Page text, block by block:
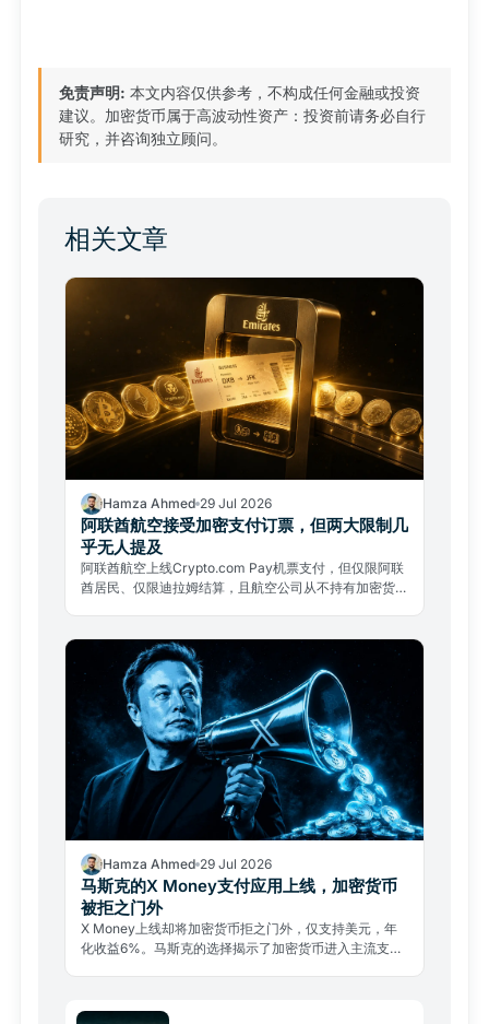
免责声明: 本文内容仅供参考，不构成任何金融或投资
建议。加密货币属于高波动性资产：投资前请务必自行
研究，并咨询独立顾问。
相关文章
Hamza Ahmed 29 Jul 2026
阿联酋航空接受加密支付订票，但两大限制几
乎无人提及
阿联酋航空上线Crypto.com Pay机票支付，但仅限阿联
酋居民、仅限迪拉姆结算，且航空公司从不持有加密货
Hamza Ahmed 29 Jul 2026
马斯克的X Money支付应用上线，加密货币
被拒之门外
X Money上线却将加密货币拒之门外，仅支持美元，年
化收益6%。马斯克的选择揭示了加密货币进入主流支付